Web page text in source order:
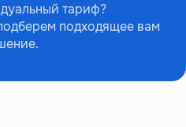
тариф?
подходящее вам